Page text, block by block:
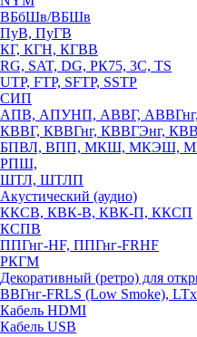
ВБбШв/ВБШв
ПуВ, ПуГВ
КГ, КГН, КГВВ
RG, SAT, DG, РК75, 3С, TS
UTP, FTP, SFTP, SSTP
СИП
АПВ, АПУНП, АВВГ,
КВВГ, КВВГнг, КВВГЭнг,
БПВЛ, ВПП, МКШ, МКЭШ,
РПШ,
ШТЛ, ШТЛП
Акустический (аудио)
ККСВ, КВК-В, КВК-П, ККСП
КСПВ
ППГнг-HF, ППГнг-FRHF
РКГМ
Декоративный (ретро) для
ВВГнг-FRLS (Low Smoke), LTx
Кабель HDMI
Кабель USB